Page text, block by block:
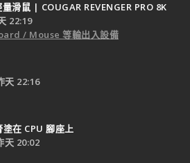
量滑鼠 | COUGAR REVENGER PRO 8K
22:19
/ Mouse 等輸出入設備
天 22:16
在 CPU 腳座上
天 20:02